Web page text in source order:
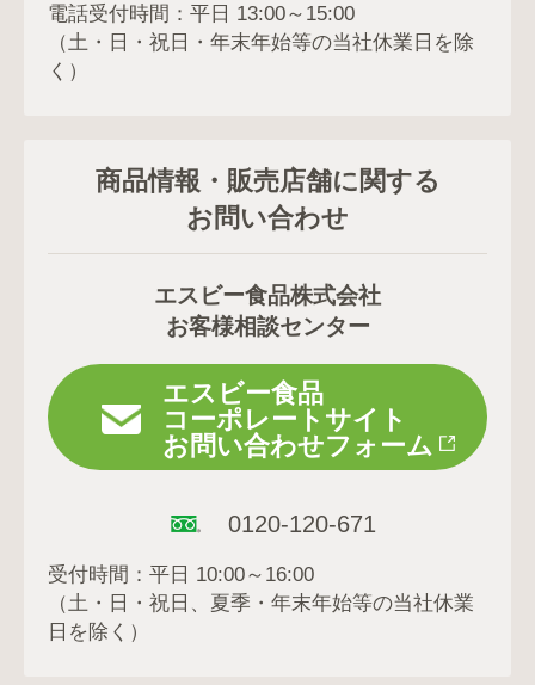
電話受付時間：平日 13:00～15:00
（土・日・祝日・年末年始等の当社休業日を除
く）
商品情報・販売店舗に関する
お問い合わせ
エスビー食品株式会社
お客様相談センター
エスビー食品
コーポレートサイト
お問い合わせフォーム
0120-120-671
受付時間：平日 10:00～16:00
（土・日・祝日、夏季・年末年始等の当社休業
日を除く）